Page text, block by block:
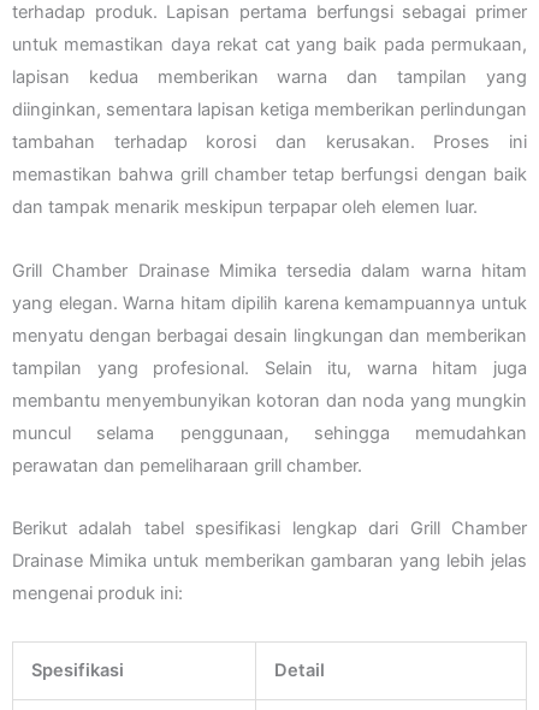
terhadap produk. Lapisan pertama berfungsi sebagai primer
untuk memastikan daya rekat cat yang baik pada permukaan,
lapisan kedua memberikan warna dan tampilan yang
diinginkan, sementara lapisan ketiga memberikan perlindungan
tambahan terhadap korosi dan kerusakan. Proses ini
memastikan bahwa grill chamber tetap berfungsi dengan baik
dan tampak menarik meskipun terpapar oleh elemen luar.
Grill Chamber Drainase Mimika tersedia dalam warna hitam
yang elegan. Warna hitam dipilih karena kemampuannya untuk
menyatu dengan berbagai desain lingkungan dan memberikan
tampilan yang profesional. Selain itu, warna hitam juga
membantu menyembunyikan kotoran dan noda yang mungkin
muncul selama penggunaan, sehingga memudahkan
perawatan dan pemeliharaan grill chamber.
Berikut adalah tabel spesifikasi lengkap dari Grill Chamber
Drainase Mimika untuk memberikan gambaran yang lebih jelas
mengenai produk ini:
Spesifikasi Detail